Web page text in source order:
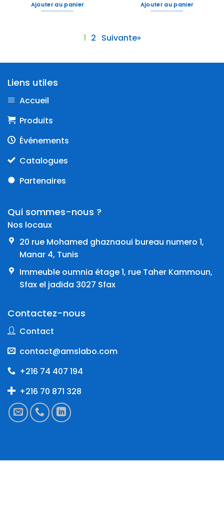
Ajouter au panier Ajouter au panier
1 2 Suivante»
Liens utiles
Accueil
Produits
Événements
Catalogues
Partenaires
Qui sommes-nous ?
Nos locaux
20 rue Mohamed ghaznaoui bureau numero 1,
Manar 4, Tunis
Immeuble oumnia étage 1, rue Taher Kammoun,
Sfax el jadida 3027 Sfax
Contactez-nous
Contact
contact@amslabo.com
+216 74 407 194
+216 70 871 328